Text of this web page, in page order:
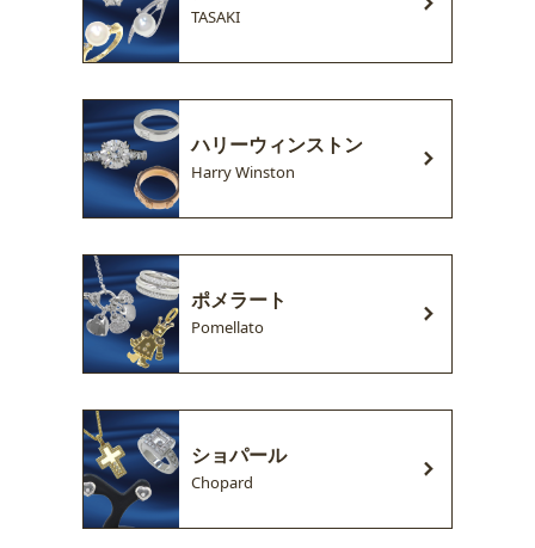
TASAKI
ハリーウィンストン
Harry Winston
ポメラート
Pomellato
ショパール
Chopard